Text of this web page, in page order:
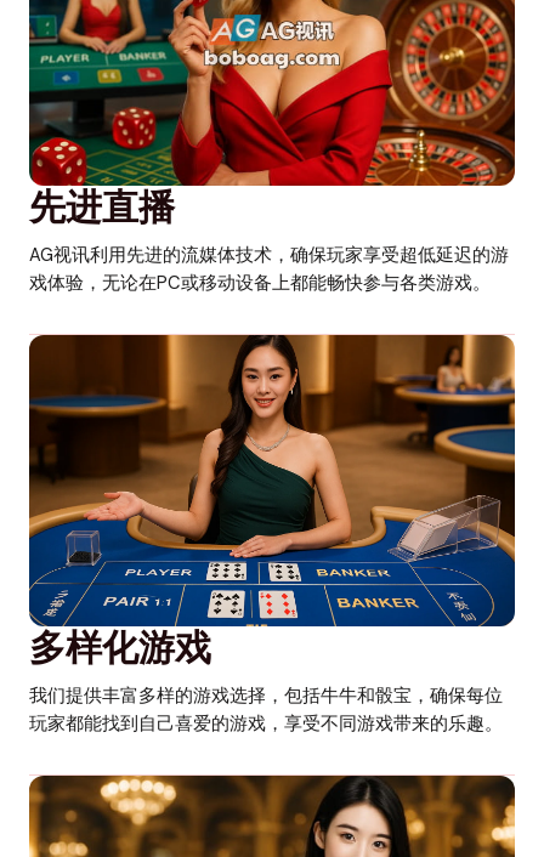
先进直播
AG视讯利用先进的流媒体技术，确保玩家享受超低延迟的游
戏体验，无论在PC或移动设备上都能畅快参与各类游戏。
多样化游戏
我们提供丰富多样的游戏选择，包括牛牛和骰宝，确保每位
玩家都能找到自己喜爱的游戏，享受不同游戏带来的乐趣。